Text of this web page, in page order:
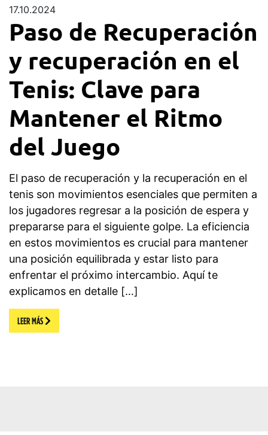
17.10.2024
Paso de Recuperación
y recuperación en el
Tenis: Clave para
Mantener el Ritmo
del Juego
El paso de recuperación y la recuperación en el
tenis son movimientos esenciales que permiten a
los jugadores regresar a la posición de espera y
prepararse para el siguiente golpe. La eficiencia
en estos movimientos es crucial para mantener
una posición equilibrada y estar listo para
enfrentar el próximo intercambio. Aquí te
explicamos en detalle […]
LEER MÁS